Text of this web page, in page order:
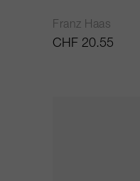
Franz Haas
CHF 20.55